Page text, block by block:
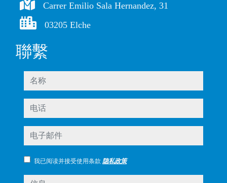
Carrer Emilio Sala Hernandez, 31
03205 Elche
聯繫
名称
电话
电子邮件
我已阅读并接受使用条款 隐私政策